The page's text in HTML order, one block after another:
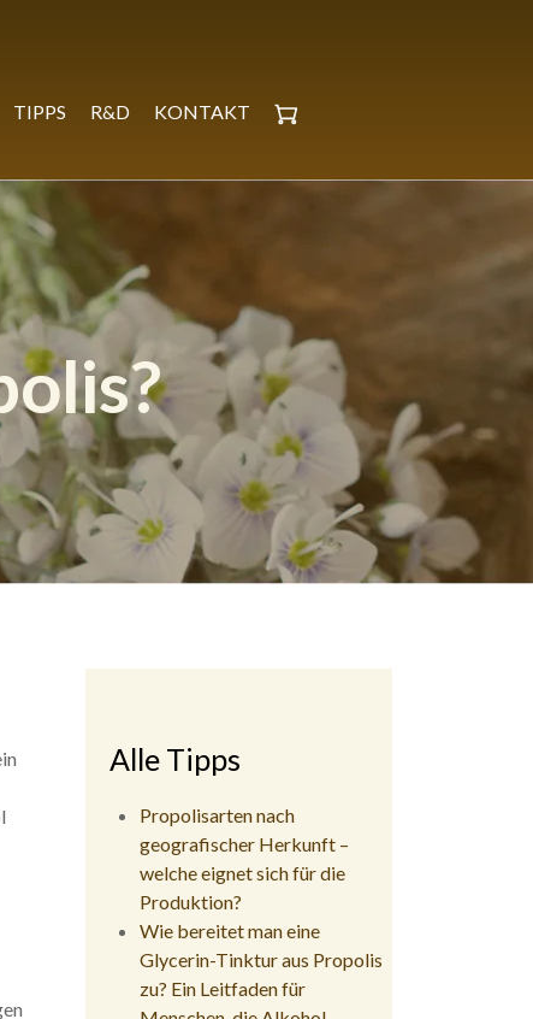
TIPPS R&D KONTAKT
Alle Tipps
Propolisarten nach
geografischer Herkunft –
welche eignet sich für die
Produktion?
Wie bereitet man eine
Glycerin-Tinktur aus Propolis
zu? Ein Leitfaden für